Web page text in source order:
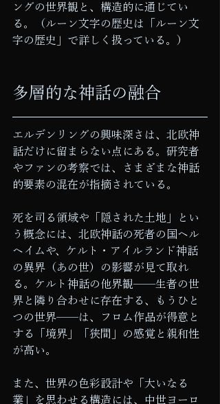
ングの世界観と、構造的に通じてい
る。（ルーン文字の歴史は「ルーン文
字の歴史」で詳しく扱っている。）
多層的な神話の融合
エルデンリングの興味深さは、北欧神
話だけに留まらない点にある。研究者
やファンの考察では、さまざまな神話
的要素の混在が指摘されている。
死を司る領域や「隠された土地」とい
う概念には、北欧神話の死者の国ヘル
ヘイムや、ケルト・アイルランド神話
の異界（あの世）の影響が見て取れ
る。ケルト神話の他界観——生者の世
界と隣り合わせに存在する、もうひと
つの世界——は、フロム作品が得意と
する「境界」「狭間」の感覚と親和性
が高い。
また、世界の色彩設計や「大いなる
業」を思わせる構造には、中世ヨーロ